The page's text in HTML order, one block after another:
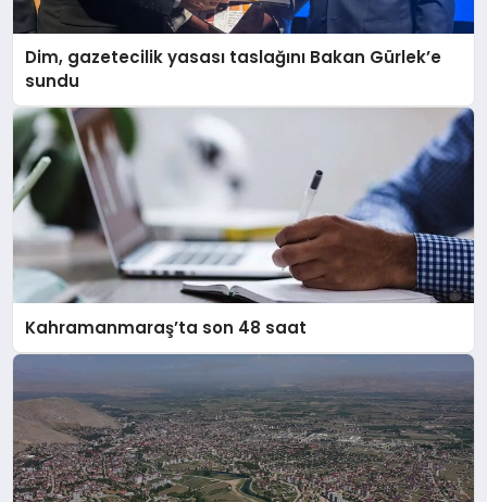
Dim, gazetecilik yasası taslağını Bakan Gürlek’e
sundu
Kahramanmaraş’ta son 48 saat